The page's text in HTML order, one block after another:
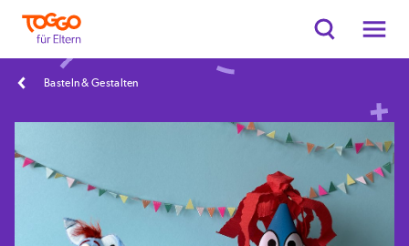
Basteln & Gestalten